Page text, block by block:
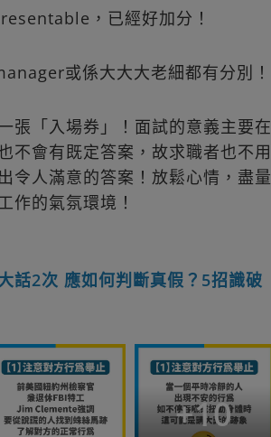
，已經好加分！
或係大大大老細都有分別！
張「入場券」！面試的意義主要在
不會有既定答案，故求職者也不用
令人滿意的答案！放鬆心情，盡量
作的氣氛環境！
話2次 應如何判斷真假？5招識破
+10